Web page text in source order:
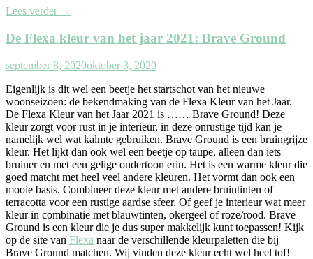
Lees verder →
De Flexa kleur van het jaar 2021: Brave Ground
september 8, 2020oktober 3, 2020
Eigenlijk is dit wel een beetje het startschot van het nieuwe
woonseizoen: de bekendmaking van de Flexa Kleur van het Jaar.
De Flexa Kleur van het Jaar 2021 is …… Brave Ground! Deze
kleur zorgt voor rust in je interieur, in deze onrustige tijd kan je
namelijk wel wat kalmte gebruiken. Brave Ground is een bruingrijze
kleur. Het lijkt dan ook wel een beetje op taupe, alleen dan iets
bruiner en met een gelige ondertoon erin. Het is een warme kleur die
goed matcht met heel veel andere kleuren. Het vormt dan ook een
mooie basis. Combineer deze kleur met andere bruintinten of
terracotta voor een rustige aardse sfeer. Of geef je interieur wat meer
kleur in combinatie met blauwtinten, okergeel of roze/rood. Brave
Ground is een kleur die je dus super makkelijk kunt toepassen! Kijk
op de site van Flexa naar de verschillende kleurpaletten die bij
Brave Ground matchen. Wij vinden deze kleur echt wel heel tof!